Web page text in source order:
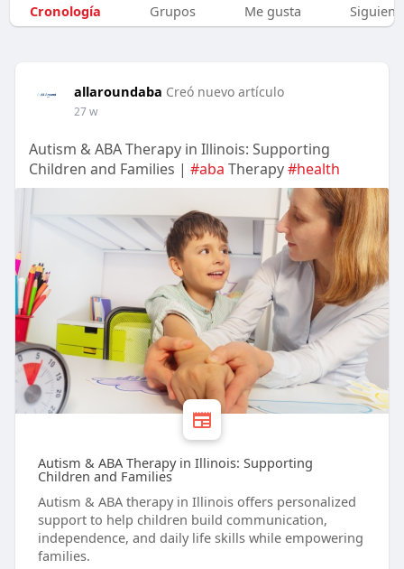
Cronología Grupos Me gusta
allaroundaba Creó nuevo artículo
27 w
Autism & ABA Therapy in Illinois: Supporting
Children and Families | #aba Therapy#health
Autism & ABA Therapy in Illinois: Supporting
Children and Families
Autism & ABA therapy in Illinois offers personalized
support to help children build communication,
independence, and daily life skills while empowering
families.